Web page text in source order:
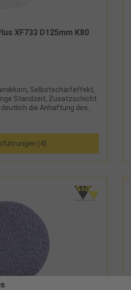
XF733 D125mm K80
Selbstschärfeffekt,
Standzeit, Zusatzschicht
die Anhaftung des
(4)